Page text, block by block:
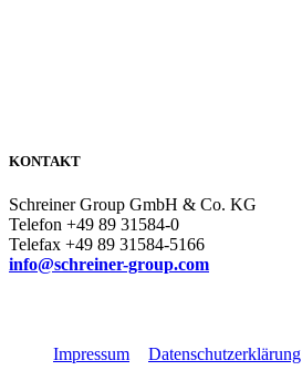
KONTAKT
Schreiner Group GmbH & Co. KG
Telefon +49 89 31584-0
Telefax +49 89 31584-5166
info@schreiner-group.com
Impressum Datenschutzerklärung